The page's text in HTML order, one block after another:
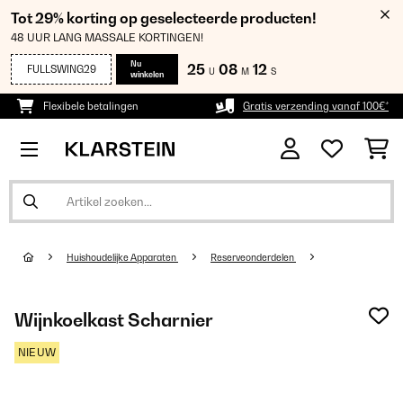
Tot 29% korting op geselecteerde producten!
48 UUR LANG MASSALE KORTINGEN!
FULLSWING29
Nu
winkelen
25 U 08 M 11 S
Flexibele betalingen Gratis verzending vanaf 100€*
Huishoudelijke Apparaten Reserveonderdelen
Wijnkoelkast Scharnier
NIEUW